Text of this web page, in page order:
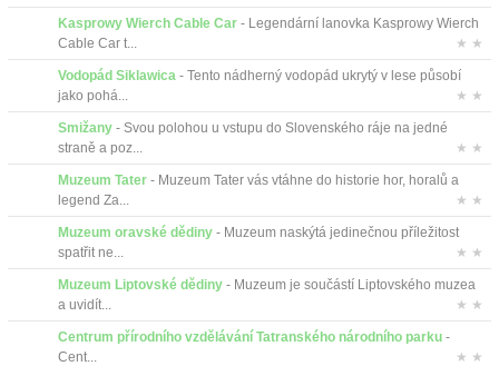
Kasprowy Wierch Cable Car - Legendární lanovka Kasprowy Wierch
Cable Car t...
★ ★
Vodopád Siklawica - Tento nádherný vodopád ukrytý v lese působí
jako pohá...
★ ★
Smižany - Svou polohou u vstupu do Slovenského ráje na jedné
straně a poz...
★ ★
Muzeum Tater - Muzeum Tater vás vtáhne do historie hor, horalů a
legend Za...
★ ★
Muzeum oravské dědiny - Muzeum naskýtá jedinečnou příležitost
spatřit ne...
★ ★
Muzeum Liptovské dědiny - Muzeum je součástí Liptovského muzea
a uvidít...
★ ★
Centrum přírodního vzdělávání Tatranského národního parku -
Cent...
★ ★